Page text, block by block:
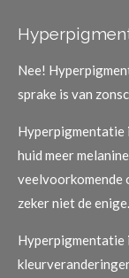
Nee!
sprake is van
Hyperpigmentatie
huid meer
veelvoorkomende
zeker niet de enige.
Hyperpigmentatie